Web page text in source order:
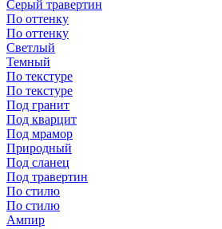
Серый травертин
По оттенку
По оттенку
Светлый
Темный
По текстуре
По текстуре
Под гранит
Под кварцит
Под мрамор
Природный
Под сланец
Под травертин
По стилю
По стилю
Ампир